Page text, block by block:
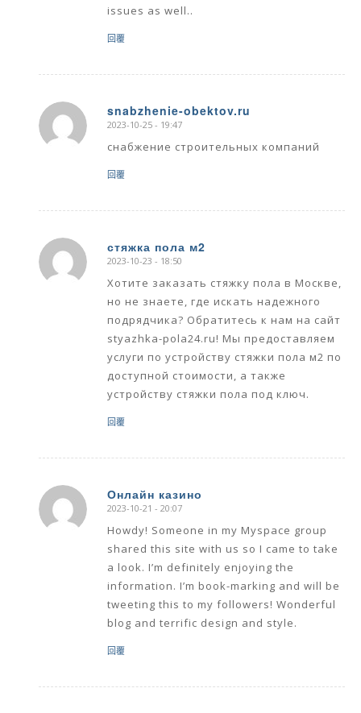
issues as well..
回覆
snabzhenie-obektov.ru
says:
2023-10-25 - 19:47
снабжение строительных компаний
回覆
стяжка пола м2
says:
2023-10-23 - 18:50
Хотите заказать стяжку пола в Москве,
но не знаете, где искать надежного
подрядчика? Обратитесь к нам на сайт
styazhka-pola24.ru! Мы предоставляем
услуги по устройству стяжки пола м2 по
доступной стоимости, а также
устройству стяжки пола под ключ.
回覆
Онлайн казино
says:
2023-10-21 - 20:07
Howdy! Someone in my Myspace group
shared this site with us so I came to take
a look. I’m definitely enjoying the
information. I’m book-marking and will be
tweeting this to my followers! Wonderful
blog and terrific design and style.
回覆